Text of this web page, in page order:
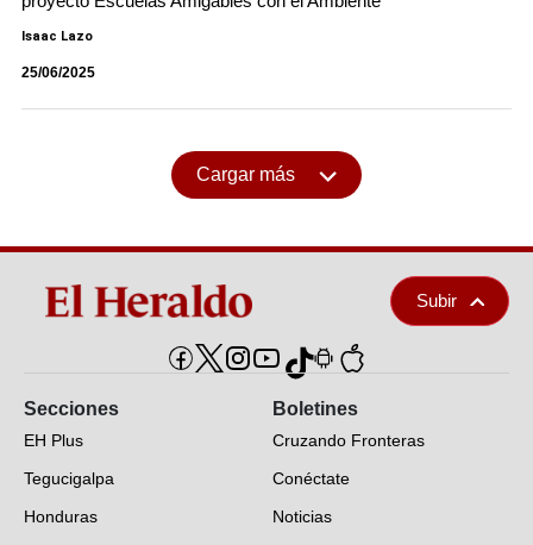
Isaac Lazo
25/06/2025
Cargar más
Subir
Secciones
EH Plus
Tegucigalpa
Honduras
Boletines
Cruzando Fronteras
Conéctate
Noticias